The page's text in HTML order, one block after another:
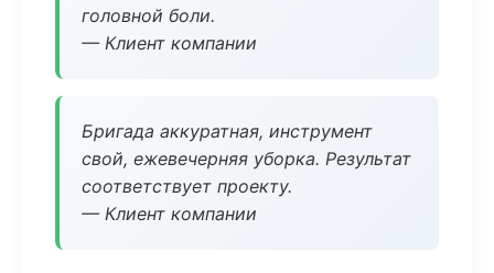
головной боли.
— Клиент компании
Бригада аккуратная, инструмент
свой, ежевечерняя уборка. Результат
соответствует проекту.
— Клиент компании